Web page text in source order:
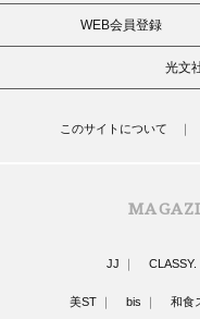
WEB会員登録
光文
このサイトについて
JJ CLASSY.
美ST bis 和食